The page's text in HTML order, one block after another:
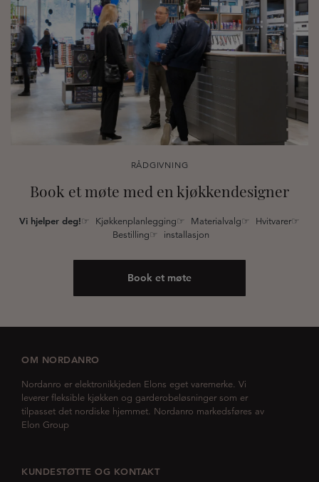
RÅDGIVNING
Book et møte med en kjøkkendesigner
Vi hjelper deg!☞ Kjøkkenplanlegging☞ Materialvalg☞ Hvitvarer☞
Bestilling☞ installasjon
Book et møte
OM NORDANRO
Nordanro er elektronikkjeden Elons eget varemerke. Vi
leverer fleksible kjøkken og garderobeløsninger som er
tilpasset det nordiske hjemmet. Nordanro markedsføres av
Elon Group
KUNDESTØTTE OG KONTAKT